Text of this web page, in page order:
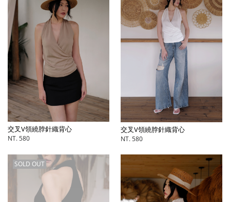
交叉V領繞脖針織背心
NT. 580
交叉V領繞脖針織背心
NT. 580
SOLD OUT